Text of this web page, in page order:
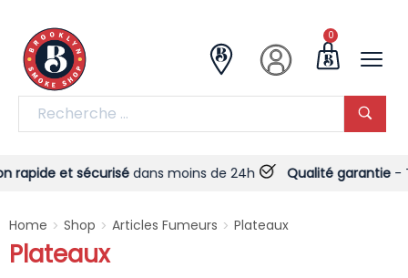
0
et sécurisédans moins de 24h Qualité garantie-
Home > Shop > Articles Fumeurs > Plateaux
Plateaux